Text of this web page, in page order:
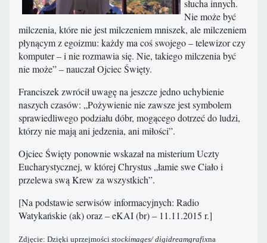
słucha innych.
Nie może być
milczenia, które nie jest milczeniem mniszek, ale milczeniem
płynącym z egoizmu: każdy ma coś swojego – telewizor czy
komputer – i nie rozmawia się. Nie, takiego milczenia być
nie może” – nauczał Ojciec Święty.
Franciszek zwrócił uwagę na jeszcze jedno uchybienie
naszych czasów: „Pożywienie nie zawsze jest symbolem
sprawiedliwego podziału dóbr, mogącego dotrzeć do ludzi,
którzy nie mają ani jedzenia, ani miłości”.
Ojciec Święty ponownie wskazał na misterium Uczty
Eucharystycznej, w której Chrystus „łamie swe Ciało i
przelewa swą Krew za wszystkich”.
[Na podstawie serwisów informacyjnych: Radio
Watykańskie (ak) oraz – eKAI (br) – 11.11.2015 r.]
Zdjęcie: Dzięki uprzejmości stockimages/digidreamgrafixna